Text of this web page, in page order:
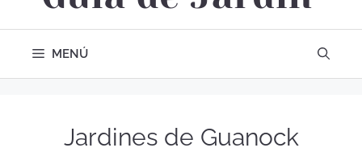
MENÚ
Jardines de Guanock